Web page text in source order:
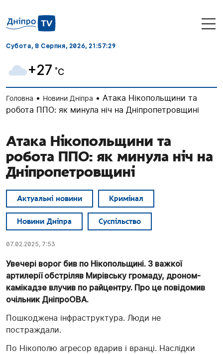
Субота, 8 Серпня, 2026, 21:57:29
+27 ˚C
Головна • Новини Дніпра • Атака Нікопольщини та
робота ППО: як минула ніч на Дніпропетровщині
Атака Нікопольщини та
робота ППО: як минула ніч на
Дніпропетровщині
Актуальні новини Кримінал
Новини Дніпра Суспільство
07.02.2025, 7:53
Увечері ворог бив по Нікопольщині. З важкої
артилерії обстріляв Мирівську громаду, дроном-
камікадзе влучив по райцентру. Про це повідомив
очільник ДніпроОВА.
Пошкоджена інфраструктура. Люди не
постраждали.
По Нікополю агресор вдарив і вранці. Наслідки